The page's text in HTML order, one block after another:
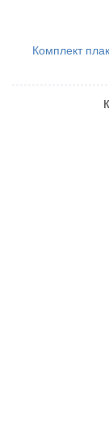
Комплект